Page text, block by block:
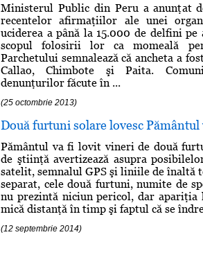
Ministerul Public din Peru a anunţat
recentelor afirmaţiilor ale unei
uciderea a până la 15.000 de delfini
scopul folosirii lor ca momeală
Parchetului semnalează că ancheta a
Callao, Chimbote şi Paita.
denunţurilor făcute în ...
(25 octombrie 2013)
Două furtuni solare lovesc
Pământul va fi lovit vineri de două
de ştiinţă avertizează asupra
satelit, semnalul GPS şi liniile de înaltă
separat, cele două furtuni, numite de
nu prezintă niciun pericol, dar apariţia
mică distanţă în timp şi faptul că se
(12 septembrie 2014)